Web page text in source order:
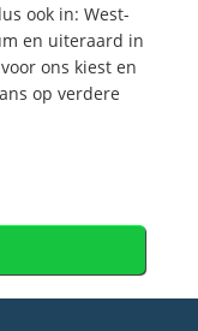
ook in: West-
en uiteraard in
ons kiest en
op verdere